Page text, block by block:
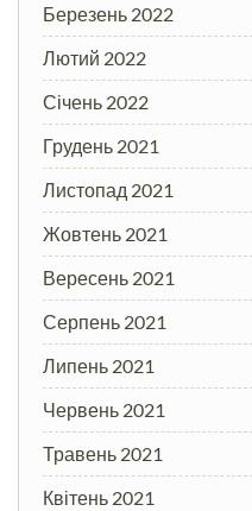
Березень 2022
Лютий 2022
Січень 2022
Грудень 2021
Листопад 2021
Жовтень 2021
Вересень 2021
Серпень 2021
Липень 2021
Червень 2021
Травень 2021
Квітень 2021